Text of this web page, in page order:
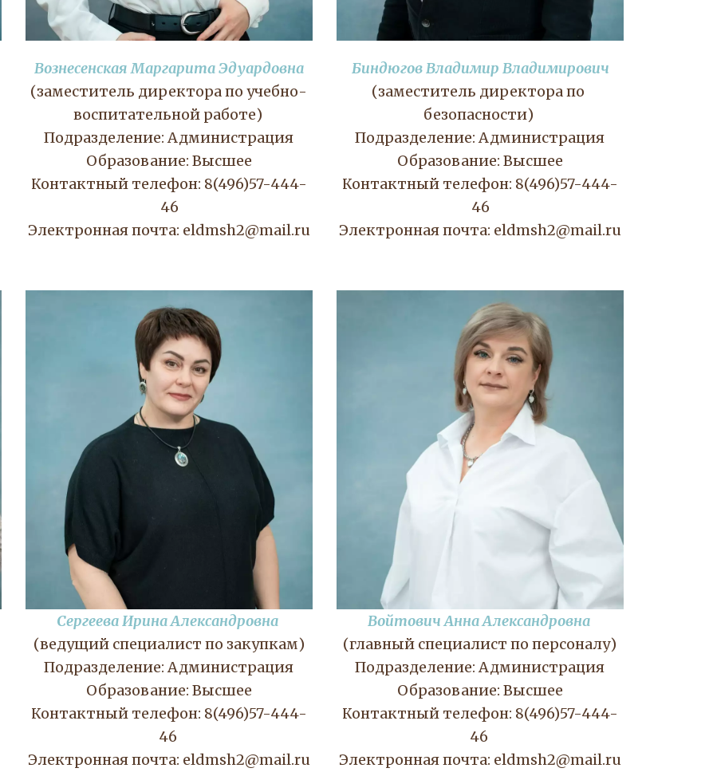
Вознесенская Маргарита Эдуардовна
(заместитель директора по учебно-
воспитательной работе)
Подразделение: Администрация
Образование: Высшее
Контактный телефон: 8(496)57-444-
46
Электронная почта: eldmsh2@mail.ru
Биндюгов Владимир Владимирович
(заместитель директора по
безопасности)
Подразделение: Администрация
Образование: Высшее
Контактный телефон: 8(496)57-444-
46
Электронная почта: eldmsh2@mail.ru
Сергеева Ирина Александровна
(ведущий специалист по закупкам)
Подразделение: Администрация
Образование: Высшее
Контактный телефон: 8(496)57-444-
46
Электронная почта: eldmsh2@mail.ru
Войтович Анна Александровна
(главный специалист по персоналу)
Подразделение: Администрация
Образование: Высшее
Контактный телефон: 8(496)57-444-
46
Электронная почта: eldmsh2@mail.ru